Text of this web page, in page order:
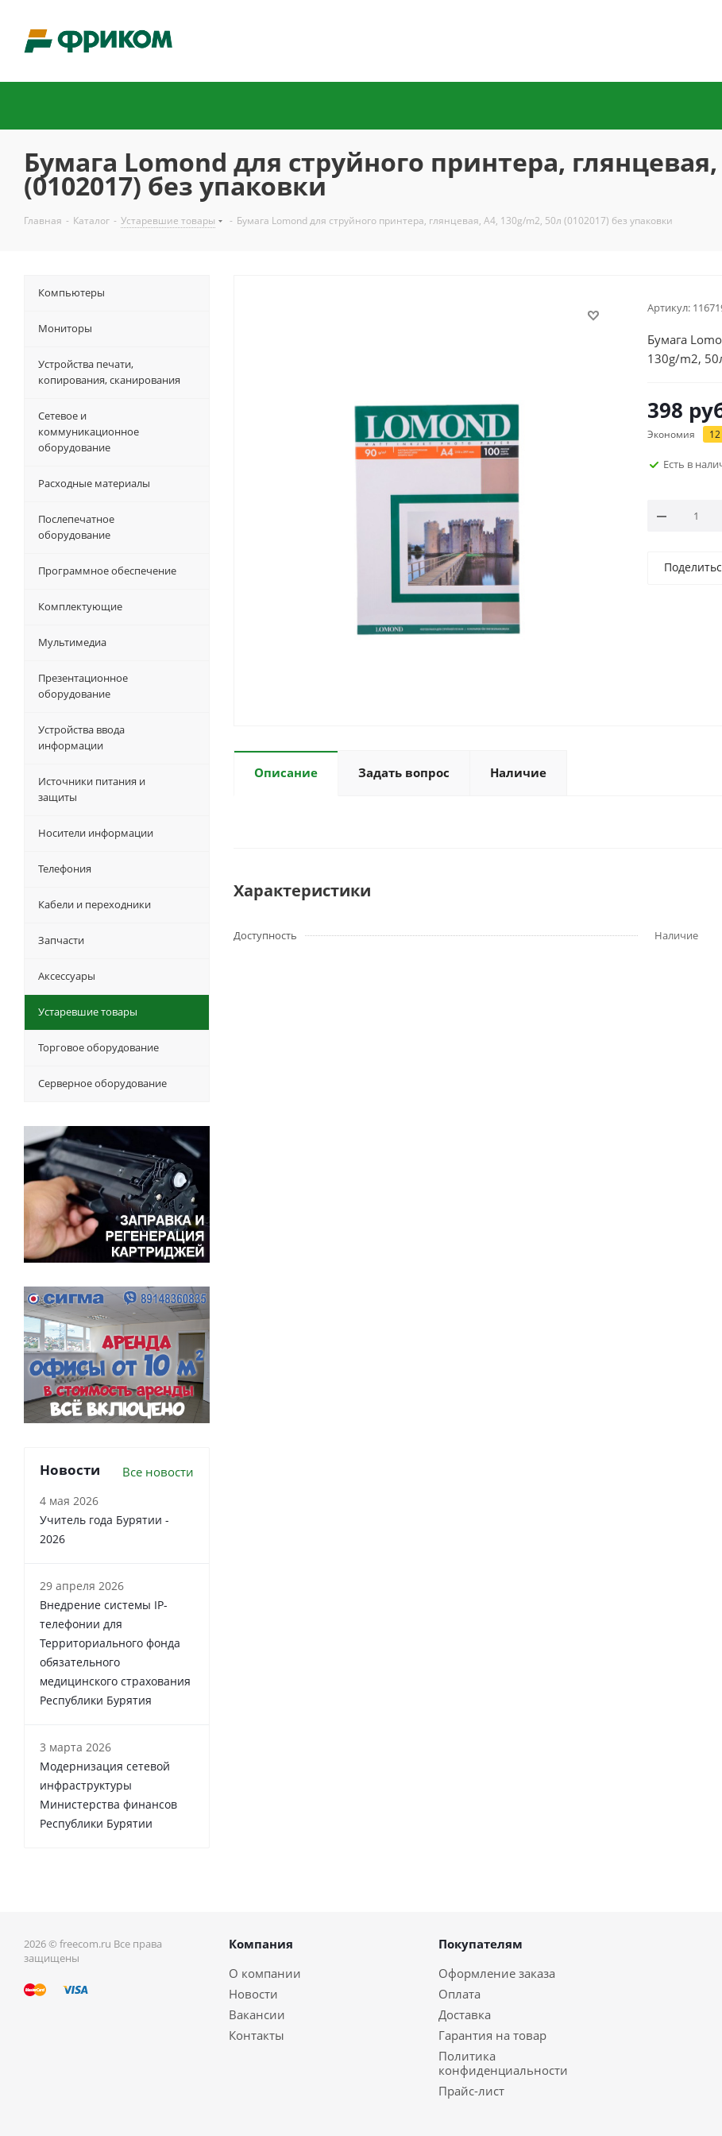
Бумага Lomond для струйного принтера, глянцевая,
(0102017) без упаковки
Главная - Каталог - Устаревшие товары - Бумага Lomond для струйного принтера, глянцевая, A4, 130g/m2, 50л (0102017) без упаковки
Артикул:
Бумага
130g/m2,
398
Экономия 12
Есть в
Описание Задать вопрос Наличие
Характеристики
Доступность Наличие
Компьютеры
Мониторы
Устройства печати,
копирования, сканирования
Сетевое и
коммуникационное
оборудование
Расходные материалы
Послепечатное
оборудование
Программное обеспечение
Комплектующие
Мультимедиа
Презентационное
оборудование
Устройства ввода
информации
Источники питания и
защиты
Носители информации
Телефония
Кабели и переходники
Запчасти
Аксессуары
Устаревшие товары
Торговое оборудование
Серверное оборудование
Новости Все новости
4 мая 2026
Учитель года Бурятии -
2026
29 апреля 2026
Внедрение системы IP-
телефонии для
Территориального фонда
обязательного
медицинского страхования
Республики Бурятия
3 марта 2026
Модернизация сетевой
инфраструктуры
Министерства финансов
Республики Бурятии
2026 © freecom.ru Все права
защищены
Компания
О компании
Новости
Вакансии
Контакты
Покупателям
Оформление заказа
Оплата
Доставка
Гарантия на товар
Политика
конфиденциальности
Прайс-лист